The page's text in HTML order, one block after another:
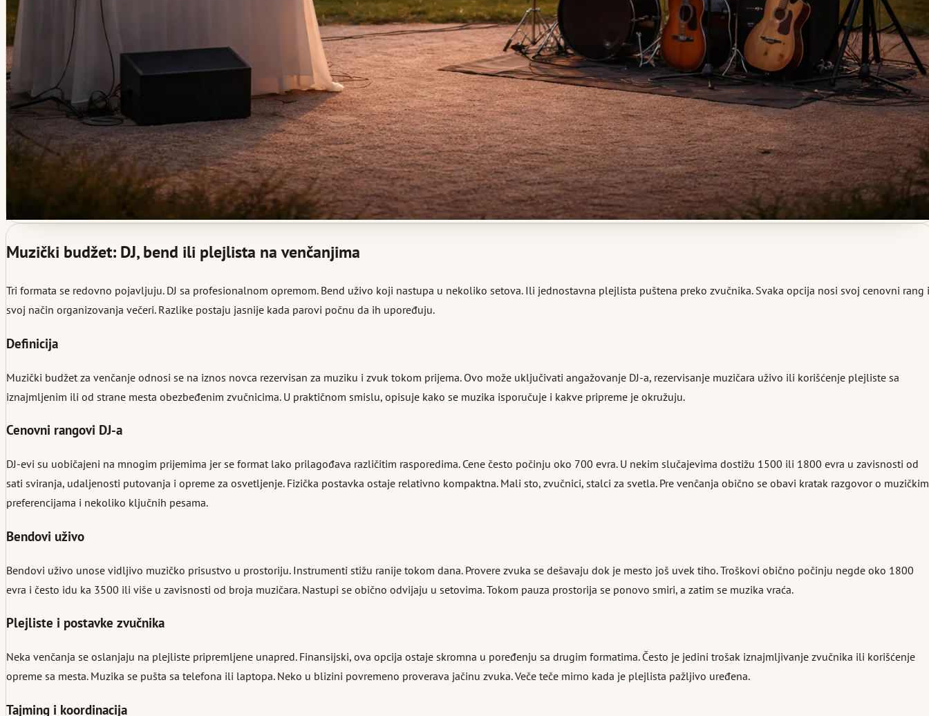
Muzički budžet: DJ, bend ili plejlista na venčanjima
Tri formata se redovno pojavljuju. DJ sa profesionalnom opremom. Bend uživo koji nastupa u nekoliko setova. Ili jednostavna plejlista puštena preko zvučnika. Svaka opcija nosi svoj cenovni rang i
svoj način organizovanja večeri. Razlike postaju jasnije kada parovi počnu da ih upoređuju.
Definicija
Muzički budžet za venčanje odnosi se na iznos novca rezervisan za muziku i zvuk tokom prijema. Ovo može uključivati angažovanje DJ-a, rezervisanje muzičara uživo ili korišćenje plejliste sa
iznajmljenim ili od strane mesta obezbeđenim zvučnicima. U praktičnom smislu, opisuje kako se muzika isporučuje i kakve pripreme je okružuju.
Cenovni rangovi DJ-a
DJ-evi su uobičajeni na mnogim prijemima jer se format lako prilagođava različitim rasporedima. Cene često počinju oko 700 evra. U nekim slučajevima dostižu 1500 ili 1800 evra u zavisnosti od
sati sviranja, udaljenosti putovanja i opreme za osvetljenje. Fizička postavka ostaje relativno kompaktna. Mali sto, zvučnici, stalci za svetla. Pre venčanja obično se obavi kratak razgovor o muzičkim
preferencijama i nekoliko ključnih pesama.
Bendovi uživo
Bendovi uživo unose vidljivo muzičko prisustvo u prostoriju. Instrumenti stižu ranije tokom dana. Provere zvuka se dešavaju dok je mesto još uvek tiho. Troškovi obično počinju negde oko 1800
evra i često idu ka 3500 ili više u zavisnosti od broja muzičara. Nastupi se obično odvijaju u setovima. Tokom pauza prostorija se ponovo smiri, a zatim se muzika vraća.
Plejliste i postavke zvučnika
Neka venčanja se oslanjaju na plejliste pripremljene unapred. Finansijski, ova opcija ostaje skromna u poređenju sa drugim formatima. Često je jedini trošak iznajmljivanje zvučnika ili korišćenje
opreme sa mesta. Muzika se pušta sa telefona ili laptopa. Neko u blizini povremeno proverava jačinu zvuka. Veče teče mirno kada je plejlista pažljivo uređena.
Tajming i koordinacija